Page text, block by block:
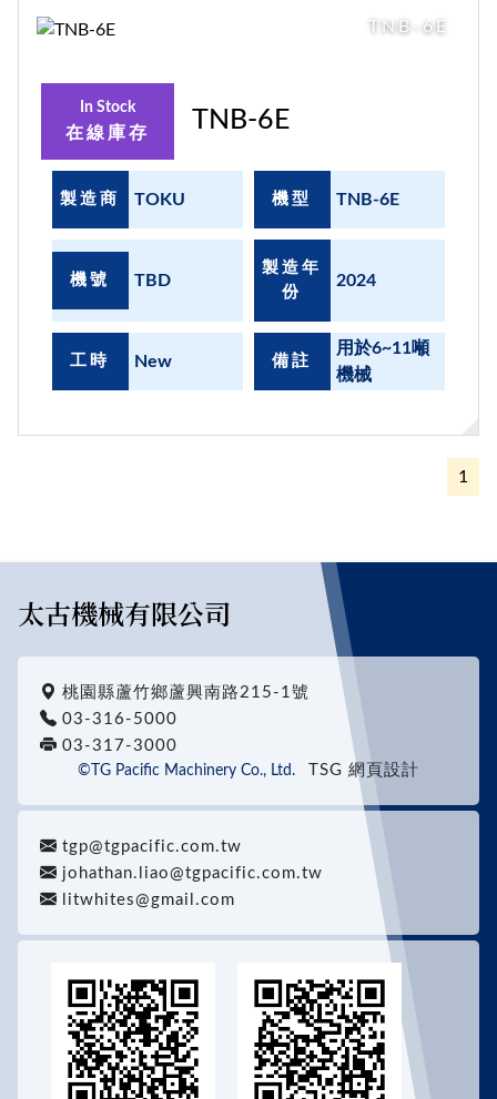
TNB-6E
In Stock
在線庫存 TNB-6E
製造商 TOKU 機型 TNB-6E
機號 TBD
製造年
份
2024
工時 New 備註
用於6~11噸
機械
1
太古機械有限公司
桃園縣蘆竹鄉蘆興南路215-1號
03-316-5000
03-317-3000
©TG Pacific Machinery Co., Ltd. TSG 網頁設計
tgp@tgpacific.com.tw
johathan.liao@tgpacific.com.tw
litwhites@gmail.com